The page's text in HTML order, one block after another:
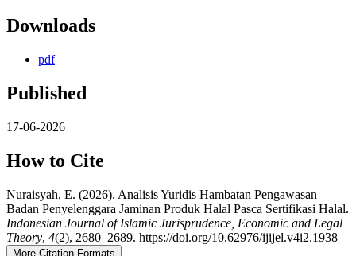
Downloads
pdf
Published
17-06-2026
How to Cite
Nuraisyah, E. (2026). Analisis Yuridis Hambatan Pengawasan
Badan Penyelenggara Jaminan Produk Halal Pasca Sertifikasi Halal.
Indonesian Journal of Islamic Jurisprudence, Economic and Legal
Theory, 4(2), 2680–2689. https://doi.org/10.62976/ijijel.v4i2.1938
More Citation Formats